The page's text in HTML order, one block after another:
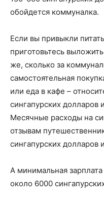
обойдется коммуналка.
Если вы привыкли
приготовьтесь
же, сколько за
самостоятельная
или еда в кафе –
сингапурских долларов
Месячные расходы на
отзывам
сингапурских долларов
А минимальная
около 6000